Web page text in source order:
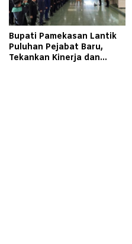
Bupati Pamekasan Lantik
Puluhan Pejabat Baru,
Tekankan Kinerja dan